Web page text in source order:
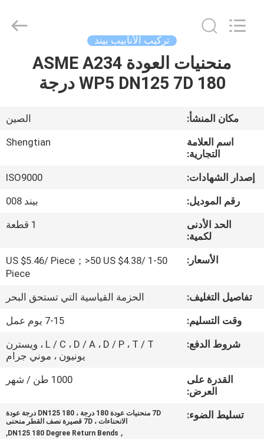
منزل
أشرطة
عرض
الواقع
الافتراضي
بنا
جولة
المعمل
ضبط
تركيب الأنابيب بيند
منحنيات العودة ASME A234
WP5 DN125 7D 180 درجة
مكان المنشأ:
الصين
اسم العلامة
التجارية:
Shengtian
إصدار الشهادات:
ISO9000
رقم الموديل:
بيند 008
الحد الأدنى
لكمية:
1 قطعة
الأسعار:
1-50 US $5.46/ Piece；>50 US $4.38/
Piece
تفاصيل التغليف:
الحزمة القياسية التي تستحق البحر
وقت التسليم:
7-15 يوم عمل
شروط الدفع:
L / C ، D / A ، D / P ، T / T ، ويسترن
يونيون ، موني جرام
القدرة على
العرض:
1000 طن / شهر
تسليط الضوء:
7D منحنيات عودة 180 درجة ، DN125 180 درجة عودة
الانحناءات ، 7D قصيرة نصف القطر منحنى
,
DN125 180 Degree Return Bends
,